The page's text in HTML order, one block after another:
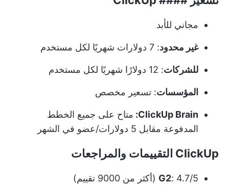
مجاني للأبد
غير محدود: 7 دولارات شهريًا لكل مستخدم
للشركات: 12 دولارًا شهريًا لكل مستخدم
المؤسسات: تسعير مخصص
ClickUp Brain: متاح على جميع الخطط
المدفوعة مقابل 5 دولارات/عضو في الشهر
ClickUp التقييمات والمراجعات
G2: 4.7/5 (أكثر من 9000 تقييم)